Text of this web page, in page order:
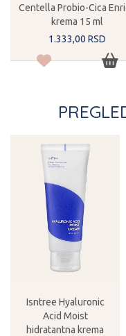
Centella Probio-Cica
krema 15 ml
1.333,00 RSD
Isntree Hyaluronic
Acid Moist
hidratantna krema